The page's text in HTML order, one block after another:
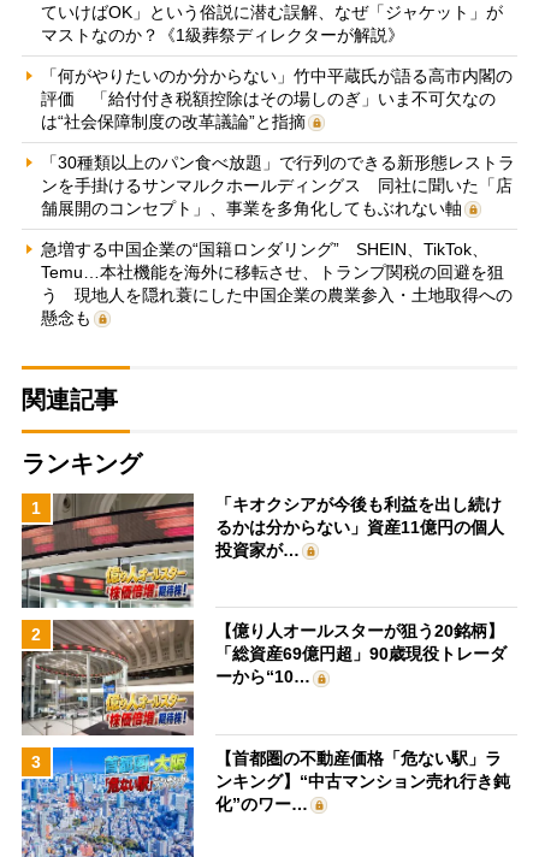
ていけばOK」という俗説に潜む誤解、なぜ「ジャケット」が
マストなのか？《1級葬祭ディレクターが解説》
「何がやりたいのか分からない」竹中平蔵氏が語る高市内閣の
評価 「給付付き税額控除はその場しのぎ」いま不可欠なの
は“社会保障制度の改革議論”と指摘
「30種類以上のパン食べ放題」で行列のできる新形態レストラ
ンを手掛けるサンマルクホールディングス 同社に聞いた「店
舗展開のコンセプト」、事業を多角化してもぶれない軸
急増する中国企業の“国籍ロンダリング” SHEIN、TikTok、
Temu…本社機能を海外に移転させ、トランプ関税の回避を狙
う 現地人を隠れ蓑にした中国企業の農業参入・土地取得への
懸念も
関連記事
ランキング
1
「キオクシアが今後も利益を出し続け
るかは分からない」資産11億円の個人
投資家が…
2
【億り人オールスターが狙う20銘柄】
「総資産69億円超」90歳現役トレーダ
ーから“10…
3
【首都圏の不動産価格「危ない駅」ラ
ンキング】“中古マンション売れ行き鈍
化”のワー…